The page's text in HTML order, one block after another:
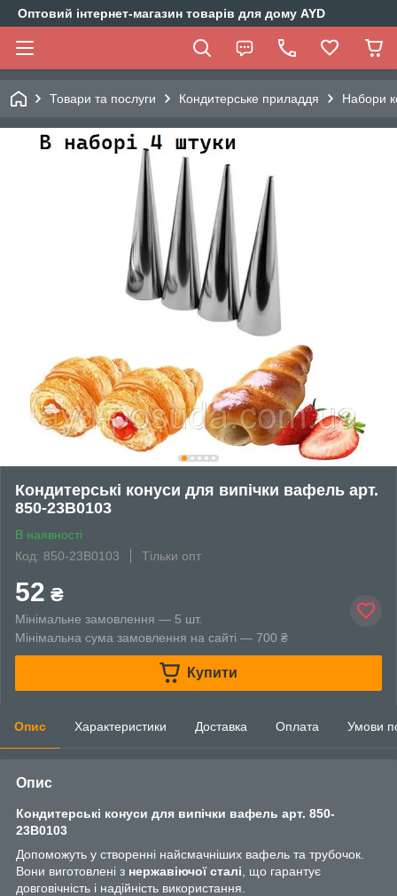
Оптовий інтернет-магазин товарів для дому AYD
Товари та послуги Кондитерське приладдя Набори
Кондитерські конуси для випічки вафель арт.
850-23B0103
В наявності
Код: 850-23B0103
Тільки опт
52 ₴
Мінімальне замовлення — 5 шт.
Мінімальна сума замовлення на сайті — 700 ₴
Купити
Опис Характеристики Доставка Оплата Умови
Опис
Кондитерські конуси для випічки вафель арт. 850-
23B0103
Допоможуть у створенні найсмачніших вафель та трубочок.
Вони виготовлені з нержавіючої сталі , що гарантує
довговічність і надійність використання.